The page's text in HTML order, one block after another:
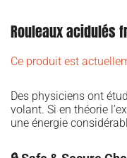
Rouleaux acidulés
Ce produit est
Des physiciens ont
volant. Si en théorie
une énergie